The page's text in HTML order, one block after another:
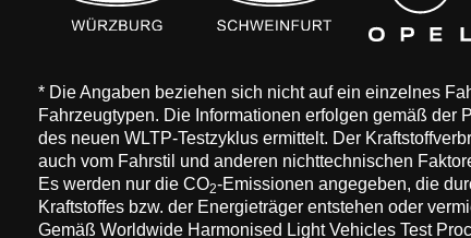
* Die Angaben beziehen sich nicht auf ein einzelnes
Fahrzeugtypen. Die Informationen erfolgen gemäß
des neuen WLTP-Testzyklus ermittelt. Der
auch vom Fahrstil und anderen nichttechnischen
Es werden nur die CO2-Emissionen angegeben, die
Kraftstoffes bzw. der Energieträger entstehen oder
Gemäß Worldwide Harmonised Light Vehicles Test